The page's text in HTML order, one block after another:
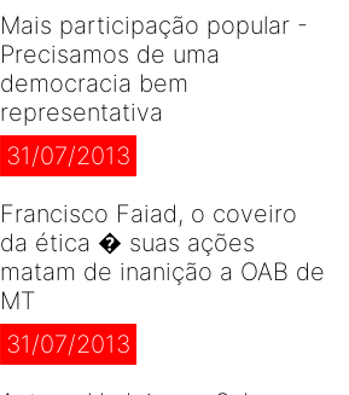
Mais participação popular -
Precisamos de uma
democracia bem
representativa
31/07/2013
Francisco Faiad, o coveiro
da ética � suas ações
matam de inanição a OAB de
MT
31/07/2013